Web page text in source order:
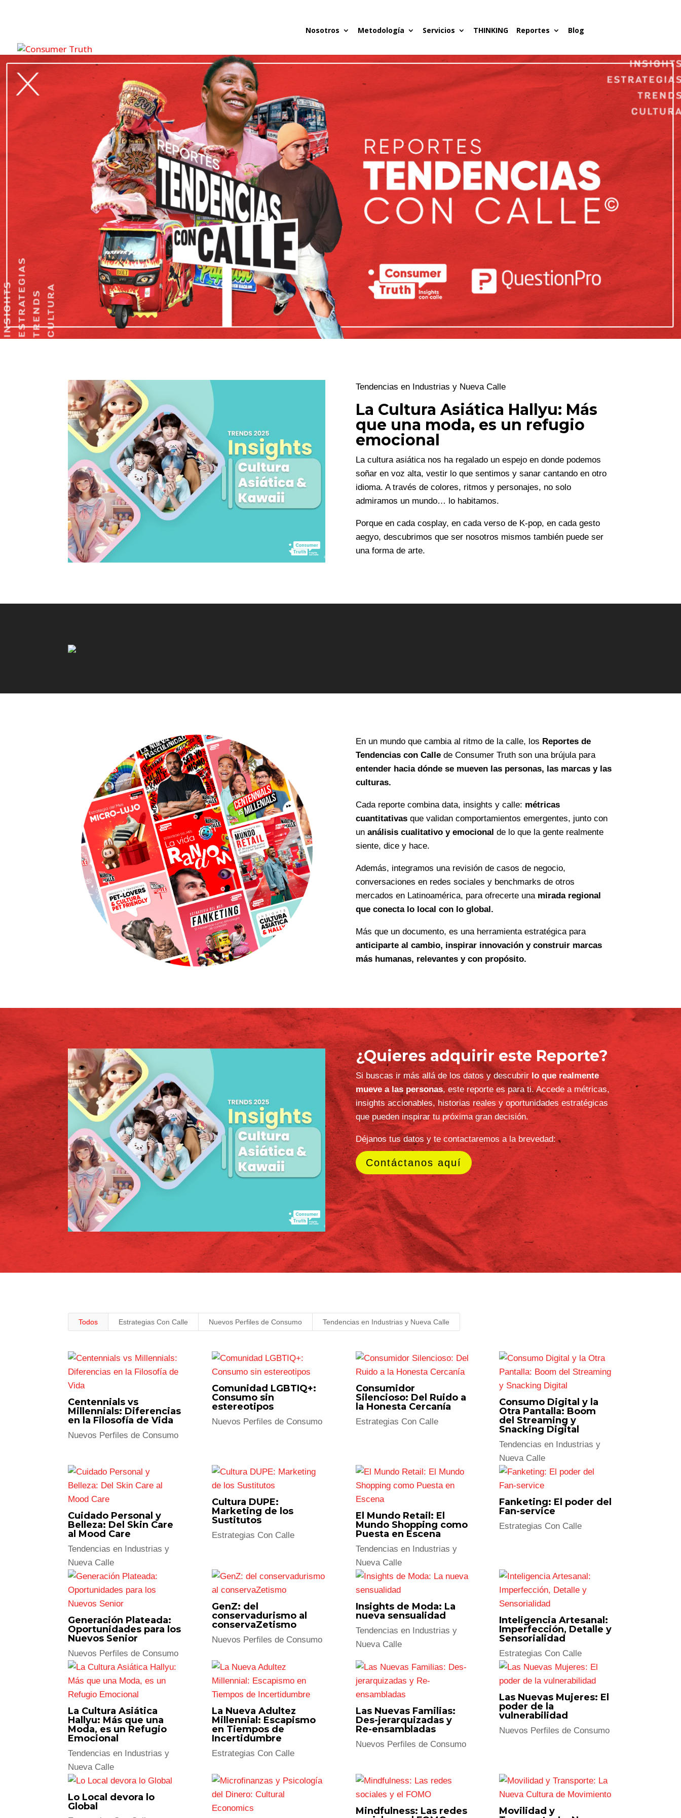
Nosotros Metodología Servicios THINKING Reportes Blog
Tendencias en Industrias y Nueva Calle
La Cultura Asiática Hallyu: Más
que una moda, es un refugio
emocional
La cultura asiática nos ha regalado un espejo en donde podemos
soñar en voz alta, vestir lo que sentimos y sanar cantando en otro
idioma. A través de colores, ritmos y personajes, no solo
admiramos un mundo… lo habitamos.
Porque en cada cosplay, en cada verso de K-pop, en cada gesto
aegyo, descubrimos que ser nosotros mismos también puede ser
una forma de arte.
En un mundo que cambia al ritmo de la calle, los
Reportes de
Tendencias con Callede Consumer Truth son una brújula para
entender hacia dónde se mueven las personas, las marcas y las
culturas.
Cada reporte combina data, insights y calle:métricas
cuantitativasque validan comportamientos emergentes, junto con
un análisis cualitativo y emocional de lo que la gente realmente
siente, dice y hace.
Además, integramos una revisión de casos de negocio,
conversaciones en redes sociales y benchmarks de otros
mercados en Latinoamérica, para ofrecerte una
mirada regional
que conecta lo local con lo global.
Más que un documento, es una herramienta estratégica para
anticiparte al cambio, inspirar innovación y construir marcas
más humanas, relevantes y con propósito.
¿Quieres adquirir este Reporte?
Si buscas ir más allá de los datos y descubrirlo que realmente
mueve a las personas
, este reporte es para ti. Accede a métricas,
insights accionables, historias reales y oportunidades estratégicas
que pueden inspirar tu próxima gran decisión.
Todos Estrategias Con Calle Nuevos Perfiles de Consumo Tendencias en Industrias y Nueva Calle
Centennials vs
Millennials: Diferencias
en la Filosofía de Vida
Nuevos Perfiles de Consumo
Comunidad LGBTIQ+:
Consumo sin
estereotipos
Nuevos Perfiles de Consumo
Consumidor
Silencioso: Del Ruido a
la Honesta Cercanía
Estrategias Con Calle
Consumo Digital y la
Otra Pantalla: Boom
del Streaming y
Snacking Digital
Cultura DUPE:
Marketing de los
El Mundo Retail: El
Fanketing: El poder del
Fan-service